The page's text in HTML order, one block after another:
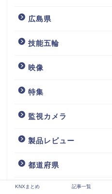
広島県
技能五輪
映像
特集
監視カメラ
製品レビュー
都道府県
電気工事屋
KNXまとめ 記事一覧